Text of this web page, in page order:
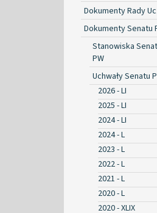
Dokumenty Rady
Dokumenty Senatu
Stanowiska
PW
Uchwały Senatu
2026 - LI
2025 - LI
2024 - LI
2024 - L
2023 - L
2022 - L
2021 - L
2020 - L
2020 - XLIX